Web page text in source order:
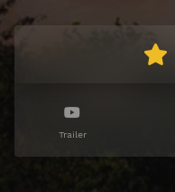
Trailer